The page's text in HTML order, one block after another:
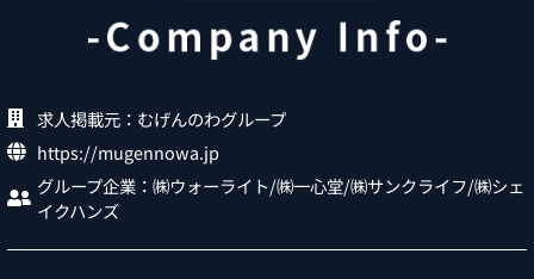
求人掲載元：むげんのわグループ
https://mugennowa.jp
グループ企業：㈱ウォーライト/㈱一心堂/㈱サンクライフ/㈱シェ
イクハンズ